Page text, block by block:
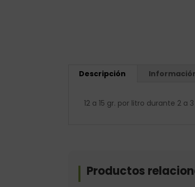
Descripción
12 a 15 gr. por litro durante 2
Productos